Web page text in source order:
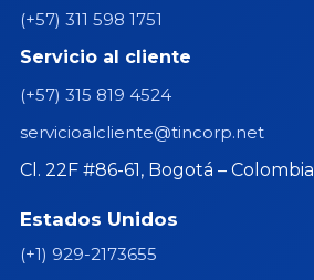
(+57) 311 598 1751
Servicio al cliente
(+57) 315 819 4524
servicioalcliente@tincorp.net
Cl. 22F #86-61, Bogotá – Colombia
Estados Unidos
(+1) 929-2173655